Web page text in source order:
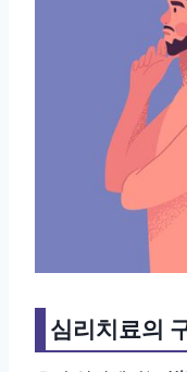
심리치료의